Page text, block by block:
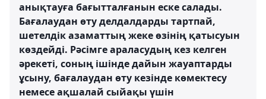
анықтауға бағытталғанын еске салады.
Бағалаудан өту делдалдарды тартпай,
шетелдік азаматтың жеке өзінің қатысуын
көздейді. Рәсімге араласудың кез келген
әрекеті, соның ішінде дайын жауаптарды
ұсыну, бағалаудан өту кезінде көмектесу
немесе ақшалай сыйақы үшін